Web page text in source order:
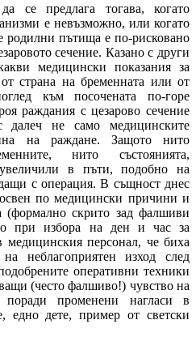
се предлага тогава, когато
е невъзможно, или когато
родилни пътища е по-рисковано
сечение. Казано с други
медицински показания за
страна на бременната или от
към посочената по-горе
раждания с цезарово сечение
не само медицинските
на раждане. Защото нито
нито състоянията,
в пъти, подобно на
с операция. В същност днес
по медицински причини и
(формално скрито зад фалшиви
при избора на ден и час за
медицинския персонал, че биха
неблагоприятен изход след
оперативни техники
(често фалшиво!) чувство на
поради променени нагласи в
едно дете, пример от светски